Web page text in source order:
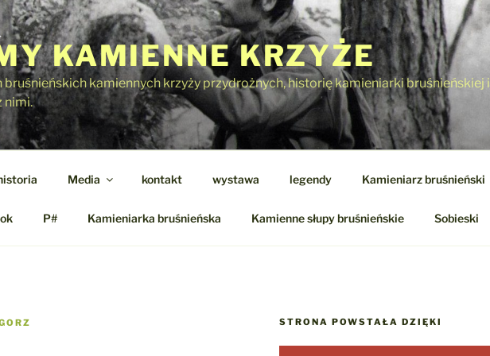
KAMIENNE KRZYŻE
kamiennych krzyży przydrożnych, historię kamieniarki bruśnieńskiej i
nimi.
Media kontakt wystawa legendy Kamieniarz bruśnieński
P# Kamieniarka bruśnieńska Kamienne słupy bruśnieńskie Sobieski
STRONA POWSTAŁA DZIĘKI